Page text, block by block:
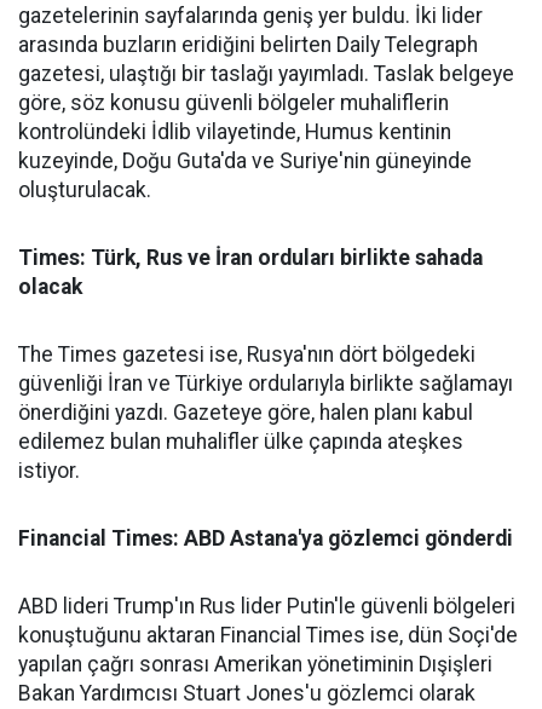
gazetelerinin sayfalarında geniş yer buldu. İki lider
arasında buzların eridiğini belirten Daily Telegraph
gazetesi, ulaştığı bir taslağı yayımladı. Taslak belgeye
göre, söz konusu güvenli bölgeler muhaliflerin
kontrolündeki İdlib vilayetinde, Humus kentinin
kuzeyinde, Doğu Guta'da ve Suriye'nin güneyinde
oluşturulacak.
Times: Türk, Rus ve İran orduları birlikte sahada
olacak
The Times gazetesi ise, Rusya'nın dört bölgedeki
güvenliği İran ve Türkiye ordularıyla birlikte sağlamayı
önerdiğini yazdı. Gazeteye göre, halen planı kabul
edilemez bulan muhalifler ülke çapında ateşkes
istiyor.
Financial Times: ABD Astana'ya gözlemci gönderdi
ABD lideri Trump'ın Rus lider Putin'le güvenli bölgeleri
konuştuğunu aktaran Financial Times ise, dün Soçi'de
yapılan çağrı sonrası Amerikan yönetiminin Dışişleri
Bakan Yardımcısı Stuart Jones'u gözlemci olarak